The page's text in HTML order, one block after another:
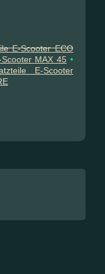
E-Scooter ECO
MAX 45 •
E-Scooter